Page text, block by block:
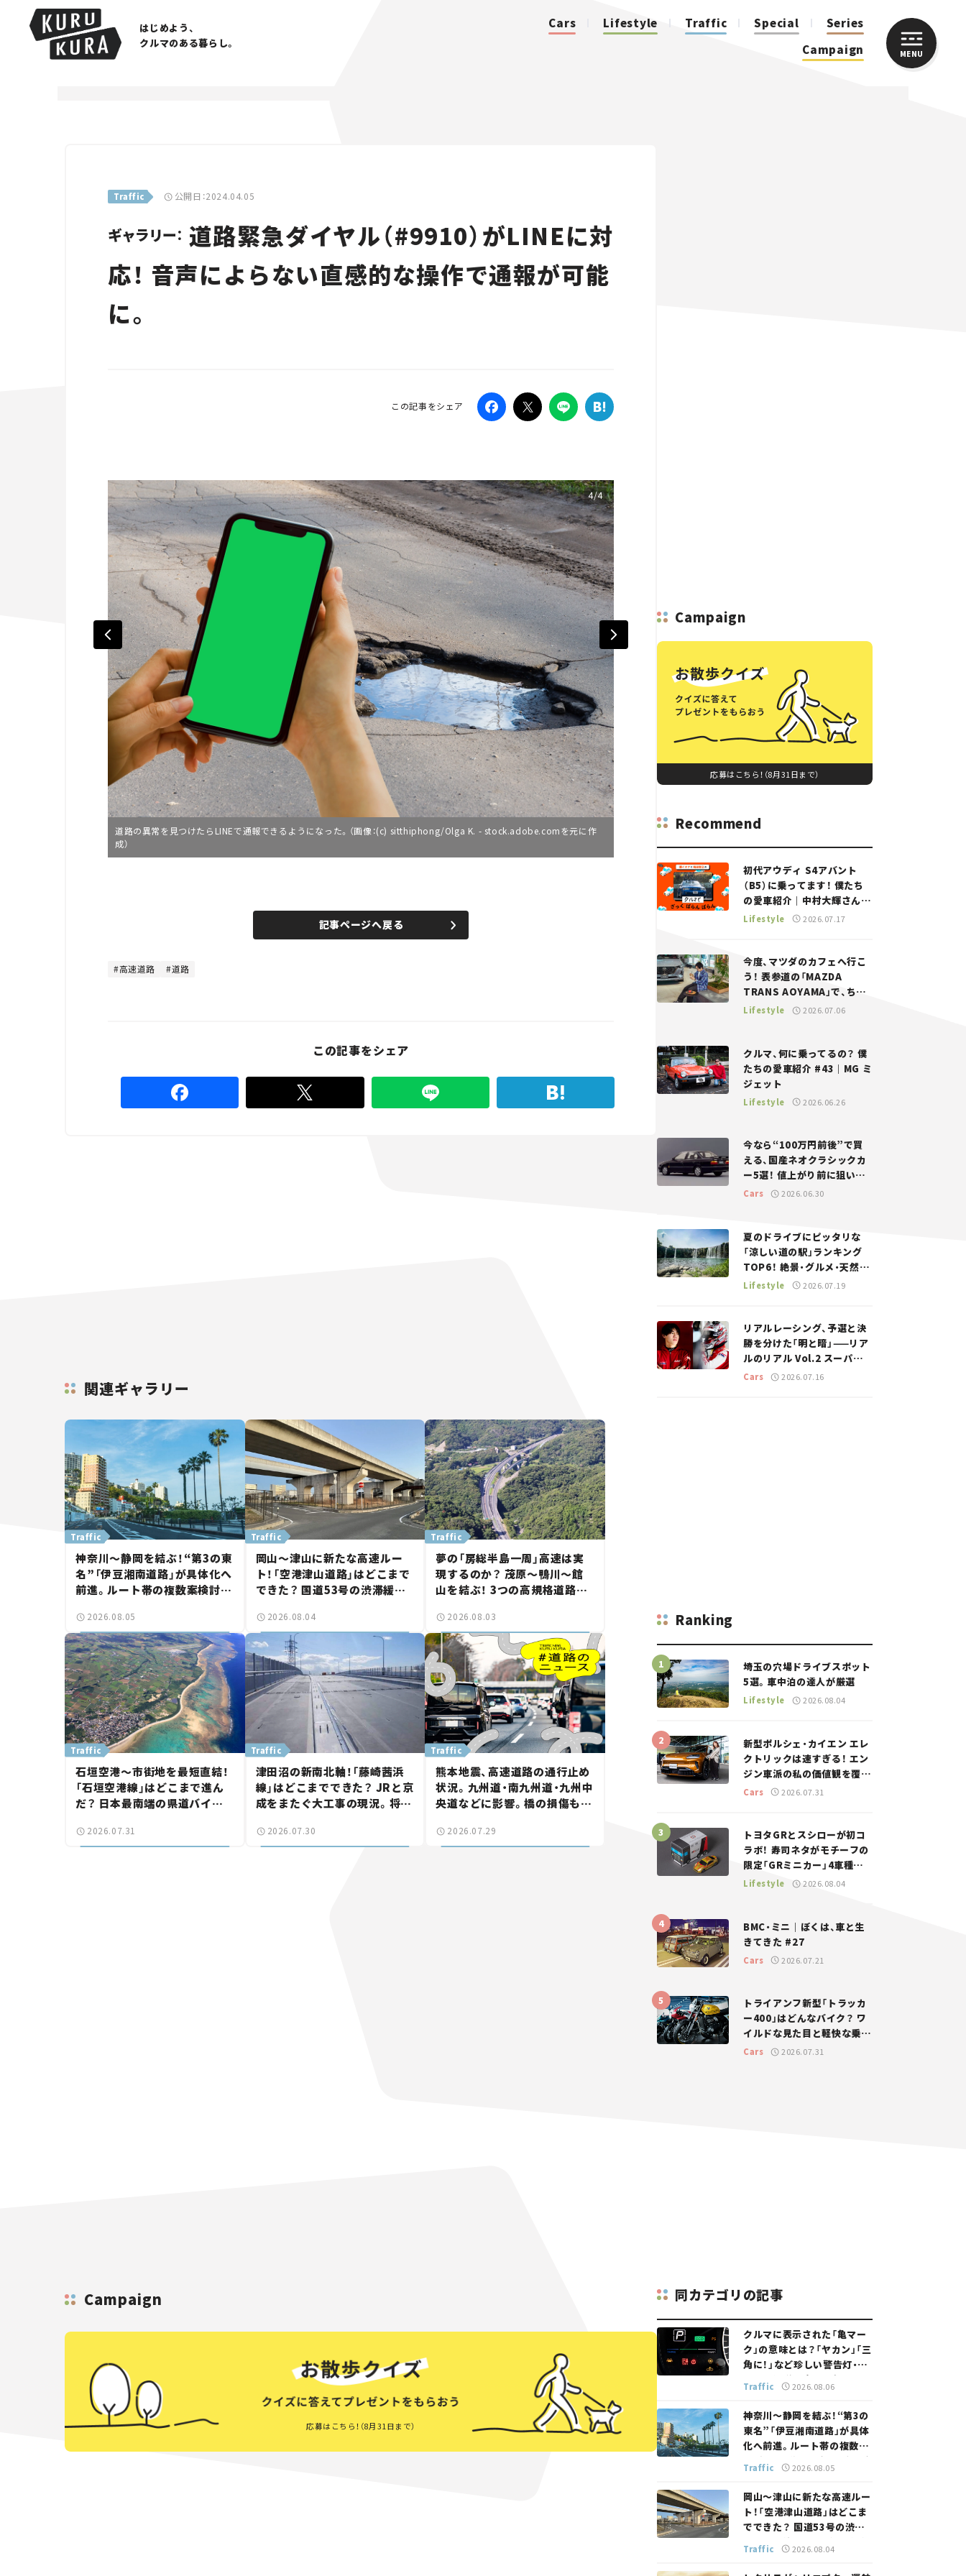
はじめよう、
クルマのある暮らし。
Cars Lifestyle Traffic Special
Series
Campaign
MENU
Traffic 公開日：2024.04.05
ギャラリー： 道路緊急ダイヤル（#9910）がLINEに対
応！ 音声によらない直感的な操作で通報が可能
に。
この記事をシェア
4/4
道路の異常を見つけたらLINEで通報できるようになった。（画像：(c) sitthiphong/Olga K. - stock.adobe.comを元に作
成）
記事ページへ戻る
高速道路 道路
この記事をシェア
関連ギャラリー
Traffic
神奈川～静岡を結ぶ！“第3の東
名”「伊豆湘南道路」が具体化へ
前進。ルート帯の複数案検討
【いま気になる道路計画】
2026.08.05
Traffic
岡山～津山に新たな高速ルー
ト！「空港津山道路」はどこまで
できた？ 国道53号の渋滞緩和
【いま気になる道路計画】
2026.08.04
Traffic
夢の「房総半島一周」高速は実
現するのか？ 茂原～鴨川～館
山を結ぶ！ 3つの高規格道路計
討進む【いま気になる道路計
画】
2026.08.03
Traffic
石垣空港～市街地を最短直結！
「石垣空港線」はどこまで進ん
だ？ 日本最南端の県道バイパ
気になる道路計画】
2026.07.31
Traffic
津田沼の新南北軸！「藤崎茜浜
線」はどこまでできた？ JRと京
成をまたぐ大工事の現況。将来
結【いま気になる道路計画】
2026.07.30
Traffic
熊本地震、高速道路の通行止め
状況。九州道・南九州道・九州中
央道などに影響。橋の損傷も確
2026.07.29
Campaign
応募はこちら！（8月31日まで）
Campaign
応募はこちら！（8月31日まで）
Recommend
初代アウディ S4アバント
（B5）に乗ってます！ 僕たち
の愛車紹介｜中村大輝さん
——瀬イオナと嶋田智之の
Lifestyle 2026.07.17
今度、マツダのカフェへ行こ
う！ 表参道の「MAZDA
TRANS AOYAMA」で、ちょ
っとひと息。——連載｜CCG
Lifestyle 2026.07.06
クルマ、何に乗ってるの？ 僕
たちの愛車紹介 #43｜MG ミ
ジェット
Lifestyle 2026.06.26
今なら“100万円前後”で買
える、国産ネオクラシックカ
ー5選！ 値上がり前に狙いた
い、中古車探しをお手伝い――ち
Cars 2026.06.30
夏のドライブにピッタリな
「涼しい道の駅」ランキング
TOP6！ 絶景・グルメ・天然ク
ーラーなど、避暑におすすめ
Lifestyle 2026.07.19
リアルレーシング、予選と決
勝を分けた「明と暗」——リア
ルのリアル Vol.2 スーパー
GT 2026開幕戦 岡山国際サ
Cars 2026.07.16
Ranking
埼玉の穴場ドライブスポット
5選。車中泊の達人が厳選
Lifestyle 2026.08.04
新型ポルシェ・カイエン エレ
クトリックは速すぎる！ エン
ジン車派の私の価値観を覆し
た、新しいポルシェの走り。
Cars 2026.07.31
トヨタGRとスシローが初コ
ラボ！ 寿司ネタがモチーフの
限定「GRミニカー」4車種が
登場。入手方法は？【クルマ
Lifestyle 2026.08.04
BMC・ミニ｜ぼくは、車と生
きてきた #27
Cars 2026.07.21
トライアンフ新型「トラッカ
ー400」はどんなバイク？ ワ
イルドな見た目と軽快な乗り
味を両立した400ccフラット
Cars 2026.07.31
同カテゴリの記事
クルマに表示された「亀マー
ク」の意味とは？「ヤカン」「三
角に！」など珍しい警告灯・表
示灯を解説。 意外と便利なマ
ークも【クルマの知識】
Traffic 2026.08.06
神奈川～静岡を結ぶ！“第3の
東名”「伊豆湘南道路」が具体
化へ前進。ルート帯の複数案
検討へ。熱海まで信号ゼロが
実現？ 【いま気になる道路計
画】
Traffic 2026.08.05
岡山～津山に新たな高速ルー
ト！「空港津山道路」はどこま
でできた？ 国道53号の渋滞
緩和に期待。岡山市側でも動
きが【いま気になる道路計画】
Traffic 2026.08.04
CLOSE
Traffic
Special